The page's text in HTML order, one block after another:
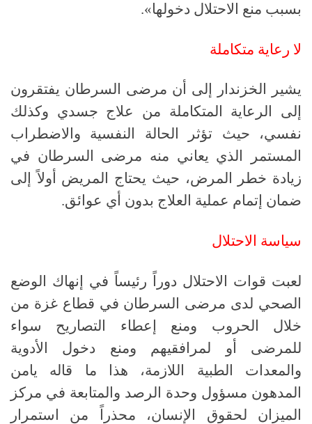
بسبب منع الاحتلال دخولها».
لا رعاية متكاملة
يشير الخزندار إلى أن مرضى السرطان يفتقرون
إلى الرعاية المتكاملة من علاج جسدي وكذلك
نفسي، حيث تؤثر الحالة النفسية والاضطراب
المستمر الذي يعاني منه مرضى السرطان في
زيادة خطر المرض، حيث يحتاج المريض أولاً إلى
ضمان إتمام عملية العلاج بدون أي عوائق.
سياسة الاحتلال
لعبت قوات الاحتلال دوراً رئيساً في إنهاك الوضع
الصحي لدى مرضى السرطان في قطاع غزة من
خلال الحروب ومنع إعطاء التصاريح سواء
للمرضى أو لمرافقيهم ومنع دخول الأدوية
والمعدات الطبية اللازمة، هذا ما قاله يامن
المدهون مسؤول وحدة الرصد والمتابعة في مركز
الميزان لحقوق الإنسان، محذراً من استمرار